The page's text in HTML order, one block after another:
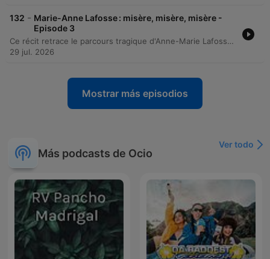
132 - Marie-Anne Lafosse : misère, misère, misère -
Episode 3
Ce récit retrace le parcours tragique d'Anne-Marie Lafosse, une femme dont l'enfance marquée par la froideur parentale et une vie d'instabilité ont mené à un drame familial atroce. Entre précarité sociale, tensions conjugales avec son mari André et dérive psychologique de ses enfants, l'enquête explore les mécanismes de la violence au sein d'un foyer en décomposition. Le podcast détaille le procès devant la cour d'assises du Lot, mettant en lumière les témoignages bouleversants des survivants et les conclusions des experts psychiatres. Entre la question de la responsabilité pénale et l'absence de pathologie mentale avérée, l'épisode analyse le verdict final et le destin brisé de cette famille.
29 jul. 2026
Mostrar más episodios
Más podcasts de Ocio
Ver todo